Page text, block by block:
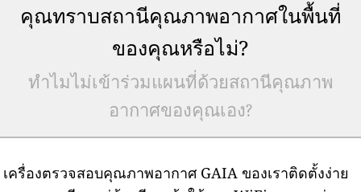
คุณทราบสถานีคุณภาพอากาศในพื้นที่
ของคุณหรือไม่?
ทำไมไม่เข้าร่วมแผนที่ด้วยสถานีคุณภาพ
อากาศของคุณเอง?
เครื่องตรวจสอบคุณภาพอากาศ GAIA ของเราติดตั้งง่าย